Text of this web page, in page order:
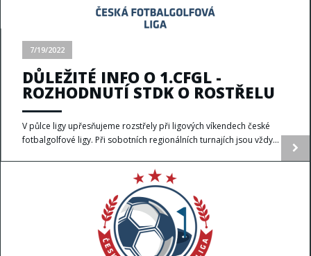
7/19/2022
DŮLEŽITÉ INFO O 1.CFGL -
ROZHODNUTÍ STDK O ROSTŘELU
V půlce ligy upřesňujeme rozstřely při ligových víkendech české
fotbalgolfové ligy. Při sobotních regionálních turnajích jsou vždy...